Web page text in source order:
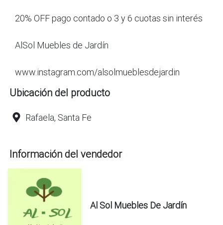
20% OFF pago contado o 3 y 6 cuotas sin interés
AlSol Muebles de Jardín
www.instagram.com/alsolmueblesdejardin
Ubicación del producto
Rafaela, Santa Fe
Información del vendedor
Al Sol Muebles De Jardín